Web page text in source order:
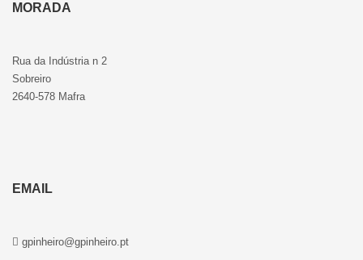
MORADA
Rua da Indústria n 2
Sobreiro
2640-578 Mafra
EMAIL
gpinheiro@gpinheiro.pt